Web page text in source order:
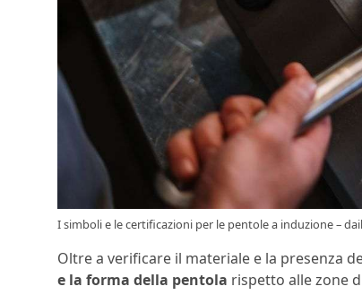
I simboli e le certificazioni per le pentole a induzione –
Oltre a verificare il materiale e la presenza
e la forma della pentola rispetto alle zone